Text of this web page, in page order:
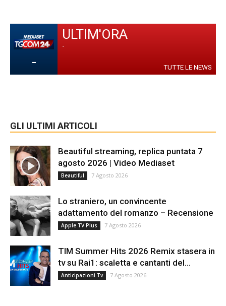
-
ULTIM'ORA
-
TUTTE LE NEWS
GLI ULTIMI ARTICOLI
Beautiful streaming, replica puntata 7
agosto 2026 | Video Mediaset
Beautiful 7 Agosto 2026
Lo straniero, un convincente
adattamento del romanzo – Recensione
Apple TV Plus 7 Agosto 2026
TIM Summer Hits 2026 Remix stasera in
tv su Rai1: scaletta e cantanti del...
Anticipazioni Tv 7 Agosto 2026